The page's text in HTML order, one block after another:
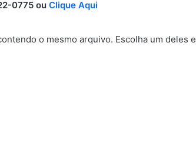
0775 ou Clique Aqui
o mesmo arquivo. Escolha um deles e